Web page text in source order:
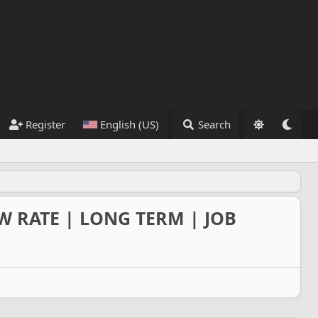
Register English (US) Search
RATE | LONG TERM | JOB